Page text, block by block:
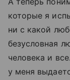
которые я
ни с какой
безусловная
человека и
у меня